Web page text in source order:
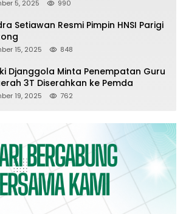
5, 2025 990
Setiawan Resmi Pimpin HNSI Parigi
15, 2025 848
Djanggola Minta Penempatan Guru
3T Diserahkan ke Pemda
19, 2025 762